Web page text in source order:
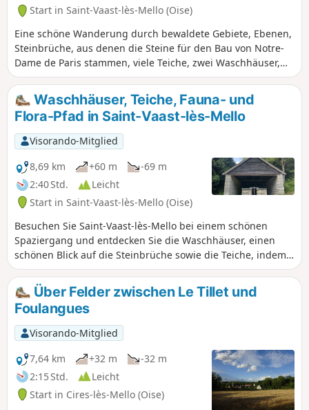
Start in Saint-Vaast-lès-Mello (Oise)
Eine schöne Wanderung durch bewaldete Gebiete, Ebenen,
Steinbrüche, aus denen die Steine für den Bau von Notre-
Dame de Paris stammen, viele Teiche, zwei Waschhäuser,
zwei Kapellen, die Kirche Saint-Vaast, den Fluss Théroin
(Nebenfluss der Oise) und den Bach Ruisseau de Flandre.
Waschhäuser, Teiche, Fauna- und
Flora-Pfad in Saint-Vaast-lès-Mello
Visorando-Mitglied
8,69 km
+60 m
-69 m
2:40 Std.
Leicht
Start in Saint-Vaast-lès-Mello (Oise)
Besuchen Sie Saint-Vaast-lès-Mello bei einem schönen
Spaziergang und entdecken Sie die Waschhäuser, einen
schönen Blick auf die Steinbrüche sowie die Teiche, indem
Sie dem schönen Fauna- und Flora-Pfad folgen. Die Strecke
führt auch durch den ruhigen Weiler Barisseuse.
Über Felder zwischen Le Tillet und
Foulangues
Visorando-Mitglied
7,64 km
+32 m
-32 m
2:15 Std.
Leicht
Start in Cires-lès-Mello (Oise)